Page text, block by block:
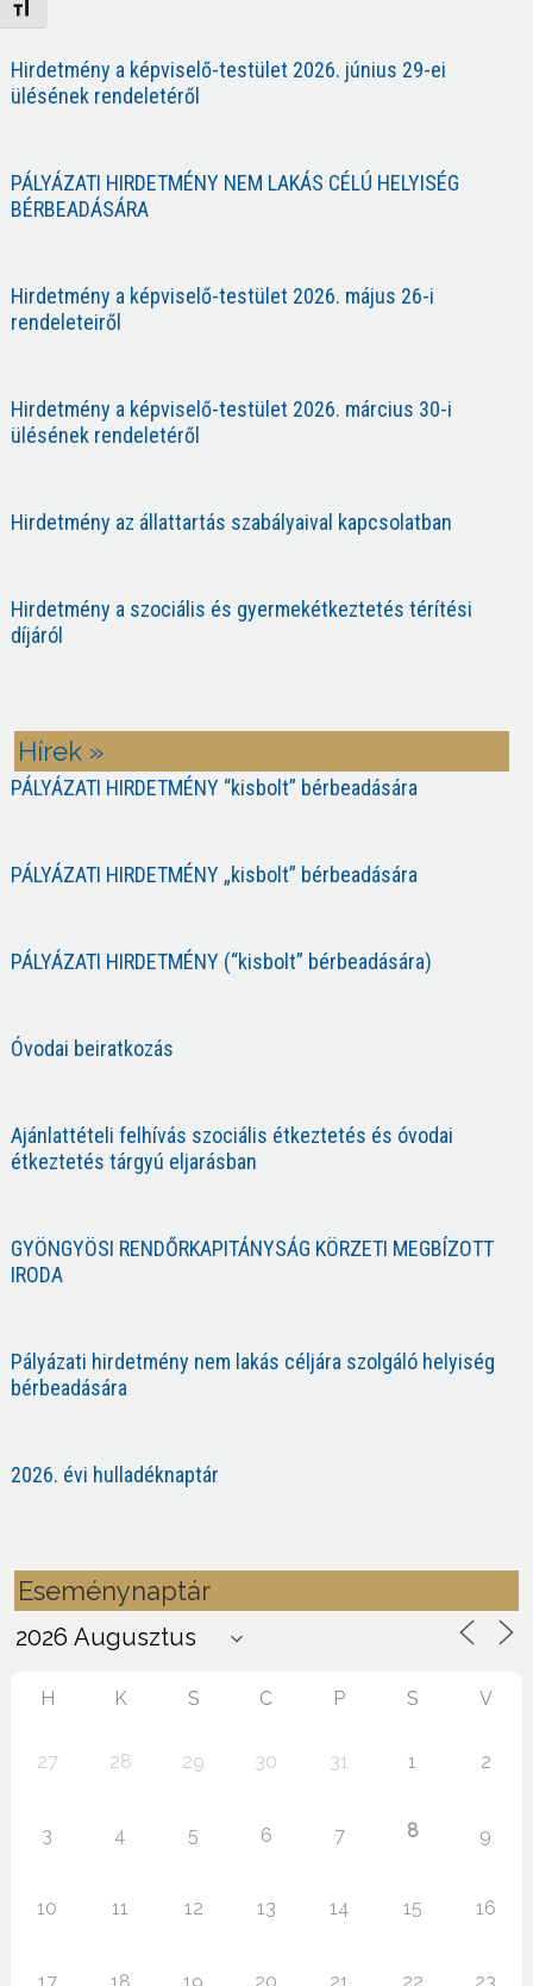
Betűméret váltása
Hirdetmény a képviselő-testület 2026. június 29-ei
ülésének rendeletéről
PÁLYÁZATI HIRDETMÉNY NEM LAKÁS CÉLÚ HELYISÉG
BÉRBEADÁSÁRA
Hirdetmény a képviselő-testület 2026. május 26-i
rendeleteiről
Hirdetmény a képviselő-testület 2026. március 30-i
ülésének rendeletéről
Hirdetmény az állattartás szabályaival kapcsolatban
Hirdetmény a szociális és gyermekétkeztetés térítési
díjáról
Hírek »
PÁLYÁZATI HIRDETMÉNY “kisbolt” bérbeadására
PÁLYÁZATI HIRDETMÉNY „kisbolt” bérbeadására
PÁLYÁZATI HIRDETMÉNY (“kisbolt” bérbeadására)
Óvodai beiratkozás
Ajánlattételi felhívás szociális étkeztetés és óvodai
étkeztetés tárgyú eljarásban
GYÖNGYÖSI RENDŐRKAPITÁNYSÁG KÖRZETI MEGBÍZOTT
IRODA
Pályázati hirdetmény nem lakás céljára szolgáló helyiség
bérbeadására
2026. évi hulladéknaptár
Eseménynaptár
H K S C P S V
27 28 29 30 31 1 2
3 4 5 6 7 8 9
10 11 12 13 14 15 16